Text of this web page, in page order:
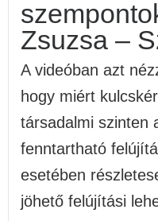
Zsuzsa –
A videóban azt
hogy miért
társadalmi szinten
fenntartható
esetében
jöhető felújítási